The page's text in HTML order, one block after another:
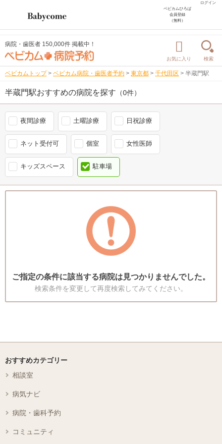
ログイン
ベビカムひろば
会員登録
（無料）
病院・歯医者 150,000件 掲載中！
お気に入り 検索
ベビカムトップ > ベビカム病院・歯医者予約 > 東京都 > 千代田区 > 半蔵門駅
半蔵門駅おすすめの病院を探す （0件）
夜間診療 土曜診療 日祝診療
ネット受付可 個室 女性医師
キッズスペース 駐車場
ご指定の条件に該当する病院は見つかりませんでした。
検索条件を変更して再度検索してみてください。
おすすめカテゴリー
相談室
病気ナビ
病院・歯科予約
コミュニティ